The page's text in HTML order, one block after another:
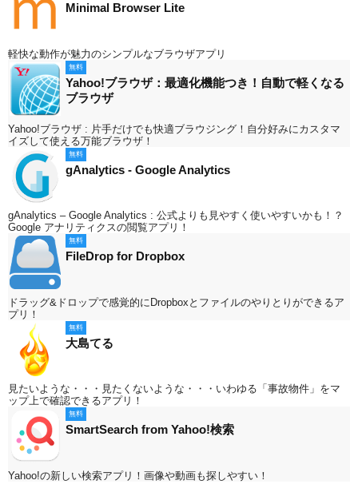
Minimal Browser Lite
軽快な動作が魅力のシンプルなブラウザアプリ
無料
Yahoo!ブラウザ：最適化機能つき！自動で軽くなる
ブラウザ
Yahoo!ブラウザ : 片手だけでも快適ブラウジング！自分好みにカスタマ
イズして使える万能ブラウザ！
無料
gAnalytics - Google Analytics
gAnalytics – Google Analytics : 公式よりも見やすく使いやすいかも！？
Google アナリティクスの閲覧アプリ！
無料
FileDrop for Dropbox
ドラッグ&ドロップで感覚的にDropboxとファイルのやりとりができるア
プリ！
無料
大島てる
見たいような・・・見たくないような・・・いわゆる「事故物件」をマ
ップ上で確認できるアプリ！
無料
SmartSearch from Yahoo!検索
Yahoo!の新しい検索アプリ！画像や動画も探しやすい！